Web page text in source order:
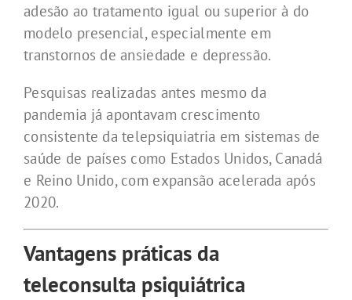
adesão ao tratamento igual ou superior à do
modelo presencial, especialmente em
transtornos de ansiedade e depressão.
Pesquisas realizadas antes mesmo da
pandemia já apontavam crescimento
consistente da telepsiquiatria em sistemas de
saúde de países como Estados Unidos, Canadá
e Reino Unido, com expansão acelerada após
2020.
Vantagens práticas da
teleconsulta psiquiátrica